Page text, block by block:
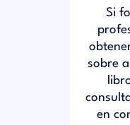
Si
sobre
en